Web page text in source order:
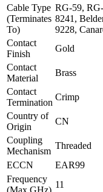
Cable Type
(Terminates
To)
RG-59,
8241,
9228,
Contact
Finish
Gold
Contact
Material
Brass
Contact
Termination
Crimp
Country of
Origin
CN
Coupling
Mechanism
Threaded
ECCN
EAR99
Frequency
(Max GHz)
11